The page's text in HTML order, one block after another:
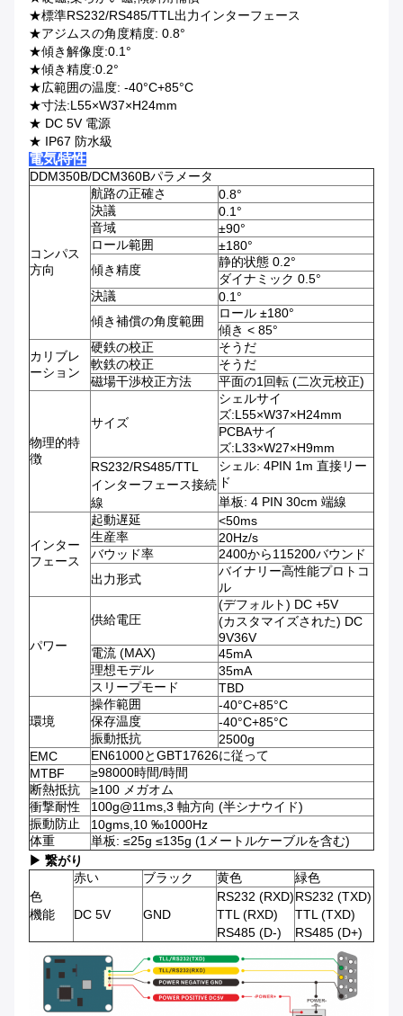
★標準RS232/RS485/TTL出力インターフェース
★アジムスの角度精度: 0.8°
★傾き解像度:0.1°
★傾き精度:0.2°
★広範囲の温度: -40°C+85°C
★寸法:L55×W37×H24mm
★ DC 5V 電源
★ IP67 防水級
電気特性
DDM350B/DCM360Bパラメータ
コンパス
方向
航路の正確さ
0.8°
決議
0.1°
音域
±90°
ロール範囲
±180°
傾き精度
静的状態 0.2°
ダイナミック 0.5°
決議
0.1°
傾き補償の角度範囲
ロール ±180°
傾き < 85°
カリブレ
ーション
硬鉄の校正
そうだ
軟鉄の校正
そうだ
磁場干渉校正方法
平面の1回転 (二次元校正)
物理的特
徴
サイズ
シェルサイ
ズ:L55×W37×H24mm
PCBAサイ
ズ:L33×W27×H9mm
RS232/RS485/TTL
インターフェース接続
線
シェル: 4PIN 1m 直接リー
ド
単板: 4 PIN 30cm 端線
インター
フェース
起動遅延
<50ms
生産率
20Hz/s
バウッド率
2400から115200バウンド
出力形式
バイナリー高性能プロトコ
ル
パワー
供給電圧
(デフォルト) DC +5V
(カスタマイズされた) DC
9V36V
電流 (MAX)
45mA
理想モデル
35mA
スリープモード
TBD
環境
操作範囲
-40°C+85°C
保存温度
-40°C+85°C
振動抵抗
2500g
EMC
EN61000とGBT17626に従って
MTBF
≥98000時間/時間
断熱抵抗
≥100 メガオム
衝撃耐性
100g@11ms,3 軸方向 (半シナウイド)
振動防止
10gms,10 ‰1000Hz
体重
単板: ≤25g ≤135g (1メートルケーブルを含む)
▶ 繋がり
色
機能
赤い ブラック 黄色 緑色
DC 5V GND
RS232 (RXD)
TTL (RXD)
RS485 (D-)
RS232 (TXD)
TTL (TXD)
RS485 (D+)